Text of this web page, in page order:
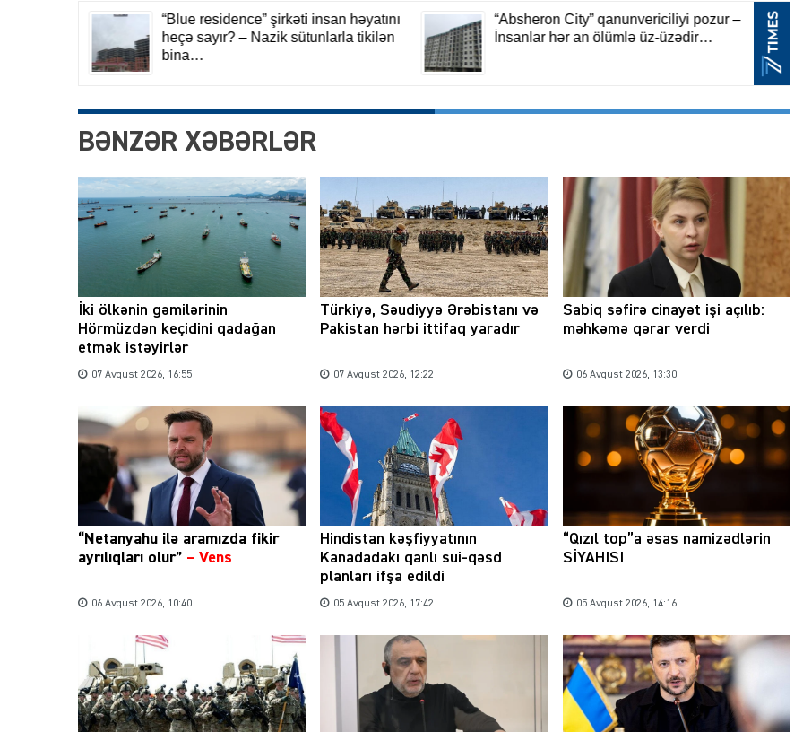
BƏNZƏR XƏBƏRLƏR
İki ölkənin gəmilərinin
Hörmüzdən keçidini qadağan
etmək istəyirlər
07 Avqust 2026, 16:55
Türkiyə, Səudiyyə Ərəbistanı və
Pakistan hərbi ittifaq yaradır
07 Avqust 2026, 12:22
Sabiq səfirə cinayət işi açılıb:
məhkəmə qərar verdi
06 Avqust 2026, 13:30
“Netanyahu ilə aramızda fikir
ayrılıqları olur” – Vens
06 Avqust 2026, 10:40
Hindistan kəşfiyyatının
Kanadadakı qanlı sui-qəsd
planları ifşa edildi
05 Avqust 2026, 17:42
“Qızıl top”a əsas namizədlərin
SİYAHISI
05 Avqust 2026, 14:16